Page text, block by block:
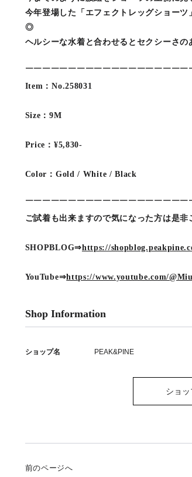
今年登場した「エフェクトレッグショー
◎
ヘルシーな水着と合わせるとセクシーさ
￣￣￣￣￣￣￣￣￣￣￣￣￣￣￣￣￣￣￣
Item：No.258031
Size：9M
Price：¥5,830-
Color：Gold / White / Black
￣￣￣￣￣￣￣￣￣￣￣￣￣￣￣￣￣￣￣
ご試着も出来ますので気になった方は是非
SHOPBLOG⇒https://
YouTube⇒https://www.youtube.com/
Shop Information
ショップ名 PEAK&PINE
ショ
前のページへ